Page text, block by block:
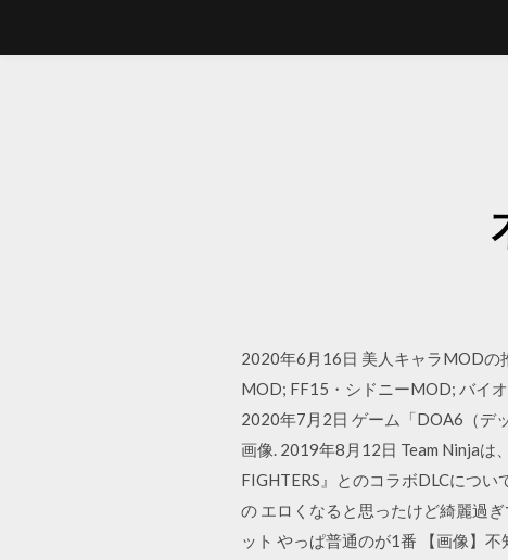
2020年6月16日 美人キャラMODの
MOD; FF15・シドニーMOD; バイ
2020年7月2日 ゲーム「DOA6（デ
画像. 2019年8月12日 Team Ninjaは
FIGHTERS』とのコラボDLCにつ
の エロくなると思ったけど綺麗過
ット やっぱ普通のが1番 【画像】